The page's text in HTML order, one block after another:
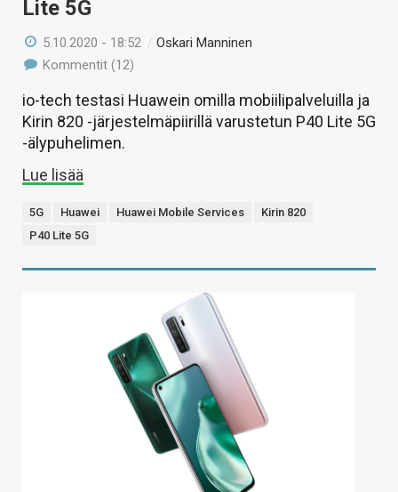
Lite 5G
5.10.2020 - 18:52 /Oskari Manninen
Kommentit (12)
io-tech testasi Huawein omilla mobiilipalveluilla ja
Kirin 820 -järjestelmäpiirillä varustetun P40 Lite 5G
-älypuhelimen.
Lue lisää
5G Huawei Huawei Mobile Services
Kirin 820
P40 Lite 5G